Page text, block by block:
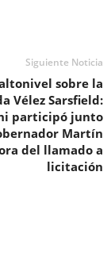
Siguiente Noticia
sobre la
Vélez Sarsfield:
participó junto
Martín
del llamado a
licitación